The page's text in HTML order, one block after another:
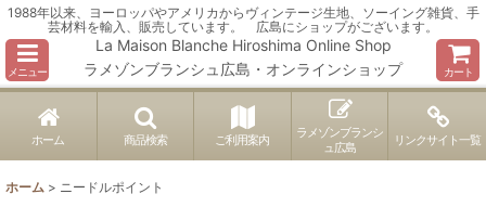
1988年以来、ヨーロッパやアメリカからヴィンテージ生地、ソーイング雑貨、手
芸材料を輸入、販売しています。 広島にショップがございます。
メニュー
La Maison Blanche Hiroshima Online Shop
ラメゾンブランシュ広島・オンラインショップ
カート
ホーム 商品検索 ご利用案内
ラメゾンブランシ
ュ広島
リンクサイト一覧
ホーム > ニードルポイント